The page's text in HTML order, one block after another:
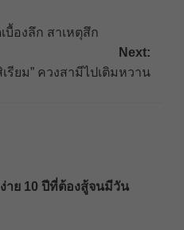
บื้องลึก สาเหตุสึก
Next:
รียม” ควงสามีไปเติมหวาน
าย 10 ปีที่ต้องสู้จนมีวัน